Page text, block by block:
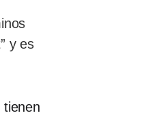
y es
tienen